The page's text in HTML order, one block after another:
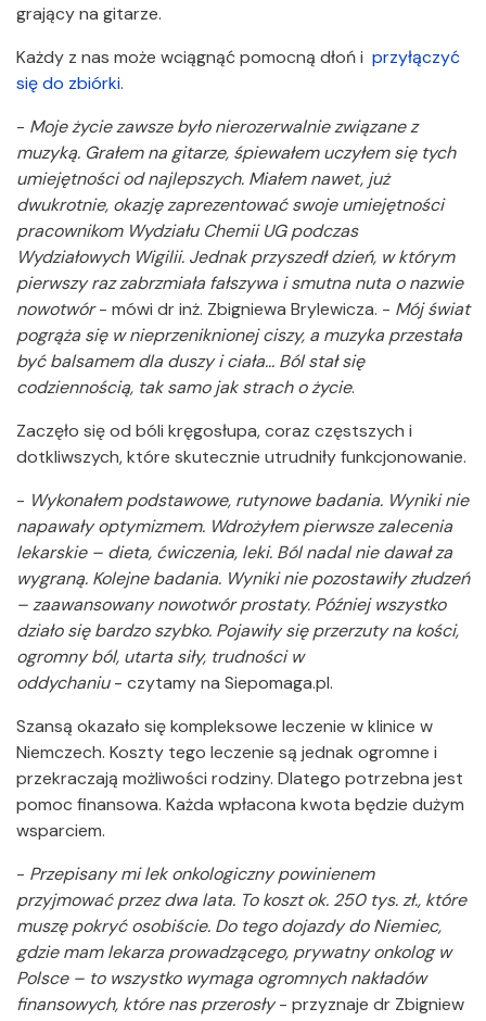
grający na gitarze.
Każdy z nas może wciągnąć pomocną dłoń i przyłączyć
się do zbiórki.
- Moje życie zawsze było nierozerwalnie związane z
muzyką. Grałem na gitarze, śpiewałem uczyłem się tych
umiejętności od najlepszych. Miałem nawet, już
dwukrotnie, okazję zaprezentować swoje umiejętności
pracownikom Wydziału Chemii UG podczas
Wydziałowych Wigilii. Jednak przyszedł dzień, w którym
pierwszy raz zabrzmiała fałszywa i smutna nuta o nazwie
nowotwór- mówi dr inż. Zbigniewa Brylewicza. - Mój świat
pogrąża się w nieprzeniknionej ciszy, a muzyka przestała
być balsamem dla duszy i ciała... Ból stał się
codziennością, tak samo jak strach o życie.
Zaczęło się od bóli kręgosłupa, coraz częstszych i
dotkliwszych, które skutecznie utrudniły funkcjonowanie.
- Wykonałem podstawowe, rutynowe badania. Wyniki nie
napawały optymizmem. Wdrożyłem pierwsze zalecenia
lekarskie – dieta, ćwiczenia, leki. Ból nadal nie dawał za
wygraną. Kolejne badania. Wyniki nie pozostawiły złudzeń
– zaawansowany nowotwór prostaty. Później wszystko
działo się bardzo szybko. Pojawiły się przerzuty na kości,
ogromny ból, utarta siły, trudności w
oddychaniu- czytamy na Siepomaga.pl.
Szansą okazało się kompleksowe leczenie w klinice w
Niemczech. Koszty tego leczenie są jednak ogromne i
przekraczają możliwości rodziny. Dlatego potrzebna jest
pomoc finansowa. Każda wpłacona kwota będzie dużym
wsparciem.
- Przepisany mi lek onkologiczny powinienem
przyjmować przez dwa lata. To koszt ok. 250 tys. zł., które
muszę pokryć osobiście. Do tego dojazdy do Niemiec,
gdzie mam lekarza prowadzącego, prywatny onkolog w
Polsce – to wszystko wymaga ogromnych nakładów
finansowych, które nas przerosły- przyznaje dr Zbigniew